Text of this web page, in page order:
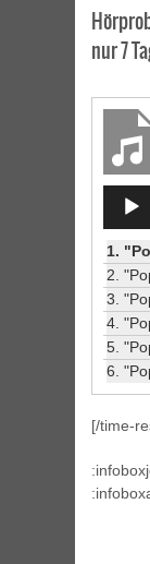
nur 7
Audio
Player
1. "Pop
2. "Pop
3. "Pop
4. "Pop
5. "Pop
6. "Pop
[/time-